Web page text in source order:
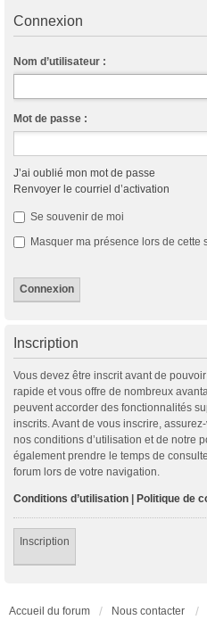
Connexion
Nom d’utilisateur :
Mot de passe :
J’ai oublié mon mot de passe
Renvoyer le courriel d’activation
Se souvenir de moi
Masquer ma présence lors de cette
Inscription
Vous devez être inscrit avant de
rapide et vous offre de nombreux
peuvent accorder des fonctionnalités
inscrits. Avant de vous inscrire,
nos conditions d’utilisation et de notre
également prendre le temps de
forum lors de votre navigation.
Conditions d’utilisation | Politique de
Inscription
Accueil du forum Nous contacter